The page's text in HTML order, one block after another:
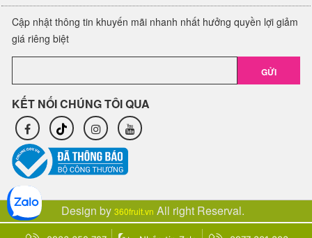
Cập nhật thông tin khuyến mãi nhanh nhất hưởng quyền lợi giảm
giá riêng biệt
GỬI
KẾT NỐI CHÚNG TÔI QUA
Design by 360fruit.vn All right Reserval.